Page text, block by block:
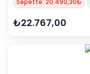
Sepette: 20.490,30₺
₺22.767,00